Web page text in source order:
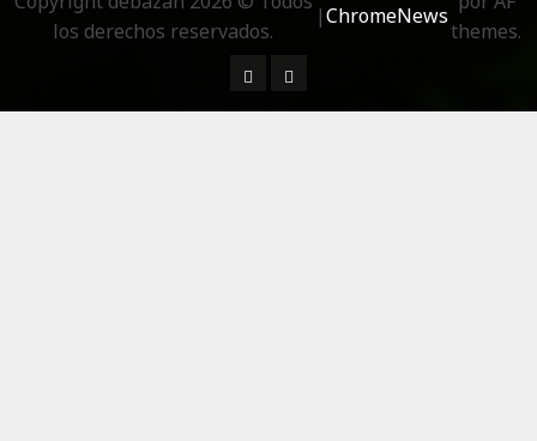
los derechos reservados.
|ChromeNews
themes.
¿ Quién soy…?
Más información sobre las